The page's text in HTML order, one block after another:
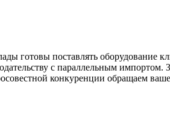
готовы поставлять
с параллельным
конкуренции обращаем